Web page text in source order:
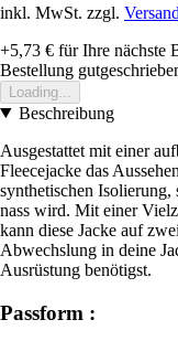
inkl. MwSt. zzgl.
+5,73 € für Ihre nächste
Bestellung
Loading...
Beschreibung
Ausgestattet mit einer
Fleecejacke das
synthetischen Isolierung,
nass wird. Mit einer
kann diese Jacke auf
Abwechslung in deine
Ausrüstung benötigst.
Passform :